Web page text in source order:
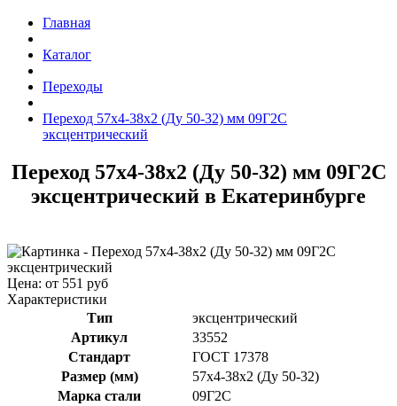
Главная
Каталог
Переходы
Переход 57x4-38x2 (Ду 50-32) мм 09Г2С
эксцентрический
Переход 57x4-38x2 (Ду 50-32) мм 09Г2С
эксцентрический в Екатеринбурге
Цена: от 551 руб
Характеристики
Тип
эксцентрический
Артикул
33552
Стандарт
ГОСТ 17378
Размер (мм)
57x4-38x2 (Ду 50-32)
Марка стали
09Г2С